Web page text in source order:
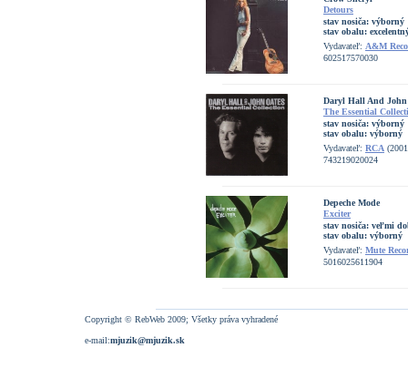
Detours
stav nosiča: výborný
stav obalu:
Vydavateľ: A&M
602517570030
Daryl Hall And John
The Essential
stav nosiča: výborný
stav obalu: výborný
Vydavateľ: RCA
743219020024
Depeche Mode
Exciter
stav nosiča: veľmi
stav obalu: výborný
Vydavateľ: Mute
5016025611904
Copyright © RebWeb 2009; Všetky práva vyhradené
e-mail:mjuzik@mjuzik.sk